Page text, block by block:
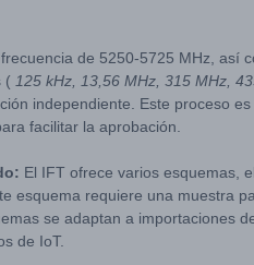
de 5250-5725 MHz, así
( 125 kHz, 13,56 MHz, 315 MHz,
independiente. Este proceso
facilitar la aprobación.
El IFT ofrece varios esquemas,
esquema requiere una muestra
se adaptan a importaciones
de IoT.